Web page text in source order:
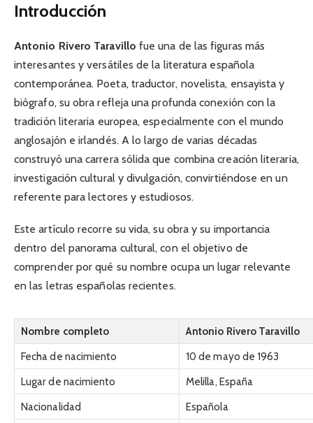
Introducción
Antonio Rivero Taravillo fue una de las figuras más
interesantes y versátiles de la literatura española
contemporánea. Poeta, traductor, novelista, ensayista y
biógrafo, su obra refleja una profunda conexión con la
tradición literaria europea, especialmente con el mundo
anglosajón e irlandés. A lo largo de varias décadas
construyó una carrera sólida que combina creación literaria,
investigación cultural y divulgación, convirtiéndose en un
referente para lectores y estudiosos.
Este artículo recorre su vida, su obra y su importancia
dentro del panorama cultural, con el objetivo de
comprender por qué su nombre ocupa un lugar relevante
en las letras españolas recientes.
Nombre completo
Antonio Rivero Taravillo
Fecha de nacimiento
10 de mayo de 1963
Lugar de nacimiento
Melilla, España
Nacionalidad
Española